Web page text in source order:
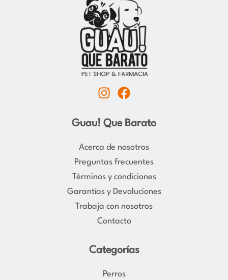
I
s
t
a
r
a
m
F
c
e
b
o
k
Guau! Que Barato
Acerca de nosotros
Preguntas frecuentes
Términos y condiciones
Garantías y Devoluciones
Trabaja con nosotros
Contacto
Categorías
Perros